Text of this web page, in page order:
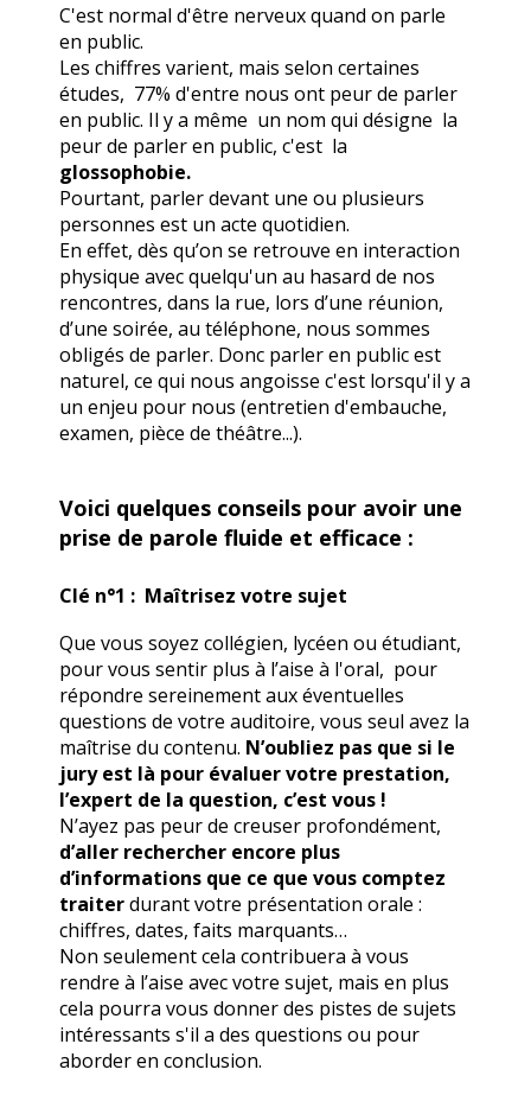
C'est normal d'être nerveux quand on parle
en public.
Les chiffres varient, mais selon certaines
études, 77% d'entre nous ont peur de parler
en public. Il y a même un nom qui désigne la
peur de parler en public, c'est la
glossophobie.
Pourtant, parler devant une ou plusieurs
personnes est un acte quotidien.
En effet, dès qu’on se retrouve en interaction
physique avec quelqu'un au hasard de nos
rencontres, dans la rue, lors d’une réunion,
d’une soirée, au téléphone, nous sommes
obligés de parler. Donc parler en public est
naturel, ce qui nous angoisse c'est lorsqu'il y a
un enjeu pour nous (entretien d'embauche,
examen, pièce de théâtre...).
Voici quelques conseils pour avoir une
prise de parole fluide et efficace :
Clé n°1 : Maîtrisez votre sujet
Que vous soyez collégien, lycéen ou étudiant,
pour vous sentir plus à l’aise à l'oral, pour
répondre sereinement aux éventuelles
questions de votre auditoire, vous seul avez la
maîtrise du contenu. N’oubliez pas que si le
jury est là pour évaluer votre prestation,
l’expert de la question, c’est vous !
N’ayez pas peur de creuser profondément,
d’aller rechercher encore plus
d’informations que ce que vous comptez
traiterdurant votre présentation orale :
chiffres, dates, faits marquants…
Non seulement cela contribuera à vous
rendre à l’aise avec votre sujet, mais en plus
cela pourra vous donner des pistes de sujets
intéressants s'il a des questions ou pour
aborder en conclusion.